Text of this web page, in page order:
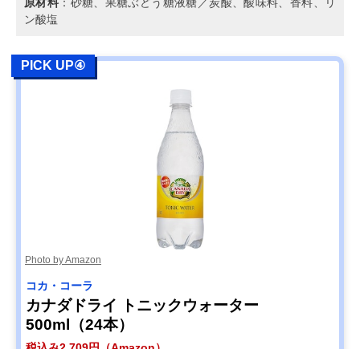
ン酸塩
PICK UP④
Photo by Amazon
コカ・コーラ
カナダドライ トニックウォーター
500ml（24本）